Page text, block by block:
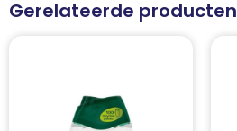
Gerelateerde producten